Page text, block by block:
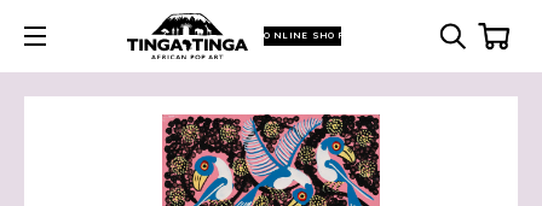
ONLINE SHOP